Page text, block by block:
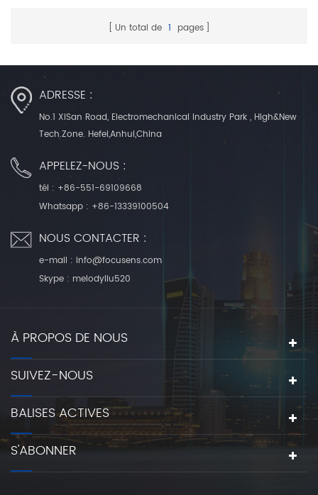
Un total de 1 pages
ADRESSE :
No.1 XiSan Road, Electromechanical Industry Park , High&New
Tech.Zone. Hefei,Anhui,China
APPELEZ-NOUS :
tél : +86-551-69109668
Whatsapp : +86-13339100504
NOUS CONTACTER :
e-mail : info@focusens.com
Skype : melodyliu520
À PROPOS DE NOUS
SUIVEZ-NOUS
BALISES ACTIVES
S'ABONNER